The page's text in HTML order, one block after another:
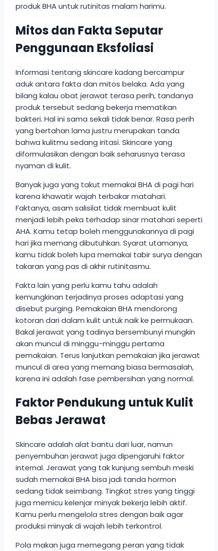
produk BHA untuk rutinitas malam harimu.
Mitos dan Fakta Seputar
Penggunaan Eksfoliasi
Informasi tentang skincare kadang bercampur
aduk antara fakta dan mitos belaka. Ada yang
bilang kalau obat jerawat terasa perih, tandanya
produk tersebut sedang bekerja mematikan
bakteri. Hal ini sama sekali tidak benar. Rasa perih
yang bertahan lama justru merupakan tanda
bahwa kulitmu sedang iritasi. Skincare yang
diformulasikan dengan baik seharusnya terasa
nyaman di kulit.
Banyak juga yang takut memakai BHA di pagi hari
karena khawatir wajah terbakar matahari.
Faktanya, asam salisilat tidak membuat kulit
menjadi lebih peka terhadap sinar matahari seperti
AHA. Kamu tetap boleh menggunakannya di pagi
hari jika memang dibutuhkan. Syarat utamanya,
kamu tidak boleh lupa memakai tabir surya dengan
takaran yang pas di akhir rutinitasmu.
Fakta lain yang perlu kamu tahu adalah
kemungkinan terjadinya proses adaptasi yang
disebut purging. Pemakaian BHA mendorong
kotoran dari dalam kulit untuk naik ke permukaan.
Bakal jerawat yang tadinya bersembunyi mungkin
akan muncul di minggu-minggu pertama
pemakaian. Terus lanjutkan pemakaian jika jerawat
muncul di area yang memang biasa bermasalah,
karena ini adalah fase pembersihan yang normal.
Faktor Pendukung untuk Kulit
Bebas Jerawat
Skincare adalah alat bantu dari luar, namun
penyembuhan jerawat juga dipengaruhi faktor
internal. Jerawat yang tak kunjung sembuh meski
sudah memakai BHA bisa jadi tanda hormon
sedang tidak seimbang. Tingkat stres yang tinggi
juga memicu kelenjar minyak bekerja lebih aktif.
Kamu perlu mengelola stres dengan baik agar
produksi minyak di wajah lebih terkontrol.
Pola makan juga memegang peran yang tidak